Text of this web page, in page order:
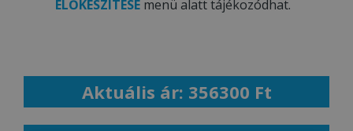
ELŐKÉSZÍTÉSE menü alatt tájékozódhat.
Aktuális ár: 356300 Ft